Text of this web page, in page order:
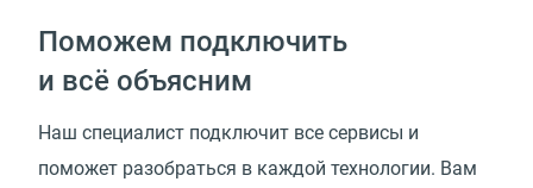
Поможем подключить
и всё объясним
Наш специалист подключит все сервисы и
поможет разобраться в каждой технологии. Вам